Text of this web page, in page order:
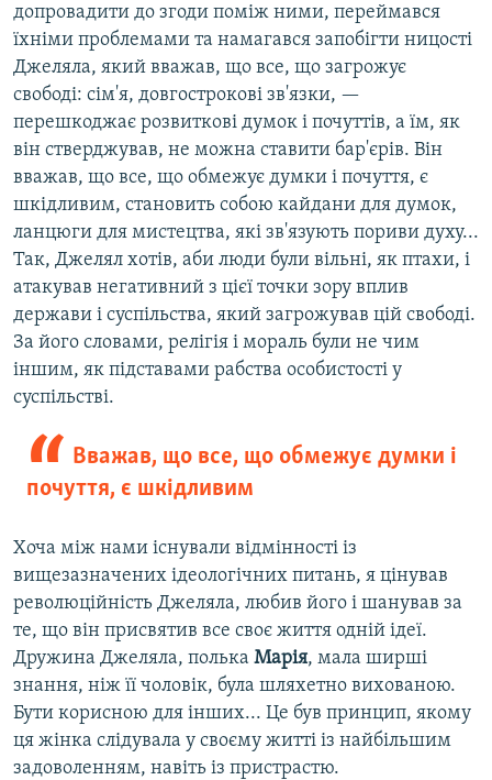
допровадити до згоди поміж ними, переймався
їхніми проблемами та намагався запобігти ницості
Джеляла, який вважав, що все, що загрожує
свободі: сім'я, довгострокові зв'язки, —
перешкоджає розвиткові думок і почуттів, а їм, як
він стверджував, не можна ставити бар'єрів. Він
вважав, що все, що обмежує думки і почуття, є
шкідливим, становить собою кайдани для думок,
ланцюги для мистецтва, які зв'язують пориви духу...
Так, Джелял хотів, аби люди були вільні, як птахи, і
атакував негативний з цієї точки зору вплив
держави і суспільства, який загрожував цій свободі.
За його словами, релігія і мораль були не чим
іншим, як підставами рабства особистості у
суспільстві.
Вважав, що все, що обмежує думки і
почуття, є шкідливим
Хоча між нами існували відмінності із
вищезазначених ідеологічних питань, я цінував
революційність Джеляла, любив його і шанував за
те, що він присвятив все своє життя одній ідеї.
Дружина Джеляла, полька Марія, мала ширші
знання, ніж її чоловік, була шляхетно вихованою.
Бути корисною для інших... Це був принцип, якому
ця жінка слідувала у своєму житті із найбільшим
задоволенням, навіть із пристрастю.